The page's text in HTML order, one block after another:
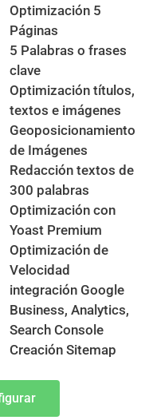
Optimización 5
Páginas
5 Palabras o frases
clave
Optimización títulos,
textos e imágenes
Geoposicionamiento
de Imágenes
Redacción textos de
300 palabras
Optimización con
Yoast Premium
Optimización de
Velocidad
integración Google
Business, Analytics,
Search Console
Creación Sitemap